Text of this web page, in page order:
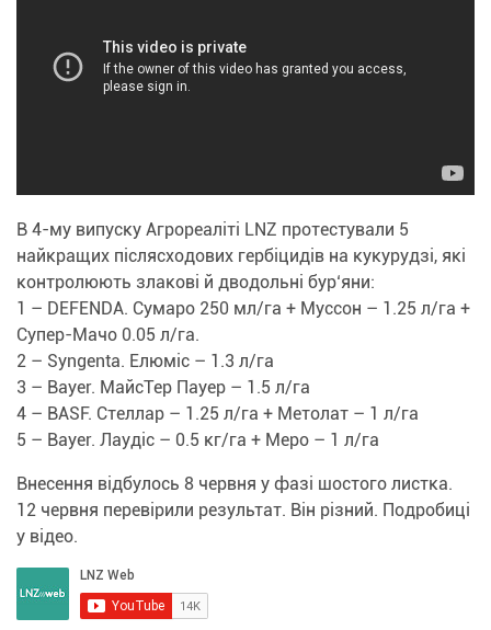
В 4-му випуску Агрореаліті LNZ протестували 5
найкращих післясходових гербіцидів на кукурудзі, які
контролюють злакові й дводольні бур‘яни:
1 – DEFENDA. Сумаро 250 мл/га + Муссон – 1.25 л/га +
Супер-Мачо 0.05 л/га.
2 – Syngenta. Елюміс – 1.3 л/га
3 – Bayer. МайсТер Пауер – 1.5 л/га
4 – BASF. Стеллар – 1.25 л/га + Метолат – 1 л/га
5 – Bayer. Лаудіс – 0.5 кг/га + Меро – 1 л/га
Внесення відбулось 8 червня у фазі шостого листка.
12 червня перевірили результат. Він різний. Подробиці
у відео.